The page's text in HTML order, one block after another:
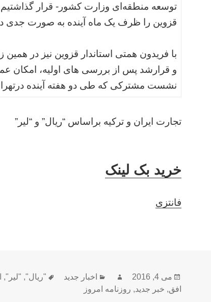
توسعه منطقه‌ای وزارت کشور- قرار گذاشتیم
قزوین را ظرف یک ماه آینده به صورت جدی
با فریدون همتی استاندار قزوین نیز در
و قرارشد پس از بررسی های اولیه، امکان
نشست مشترکی که طی دو هفته آینده
تجارت ایران و ترکیه براساس “ریال” و “لیر”
خرید بک لینک
فانتزی
ارسال
شده
می 4, 2016 نویسندهدسته‌ها
اخبار جدید برچسب‌ها
"ریال", "لیر",
افق, خبر جدید, روزنامه امروز